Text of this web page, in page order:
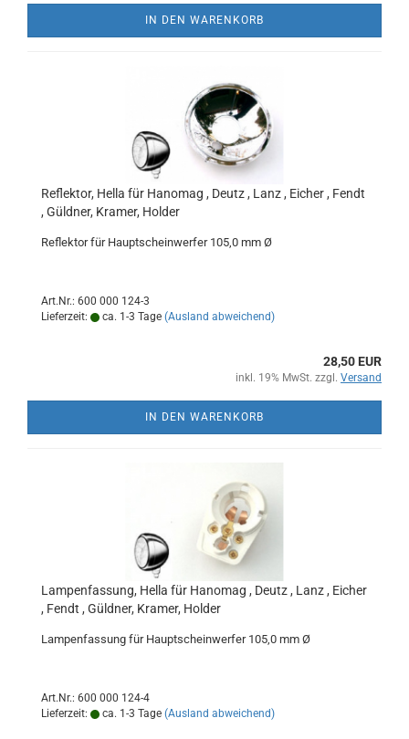
IN DEN WARENKORB
Reflektor, Hella für Hanomag , Deutz , Lanz , Eicher , Fendt
, Güldner, Kramer, Holder
Reflektor für Hauptscheinwerfer 105,0 mm Ø
Art.Nr.: 600 000 124-3
Lieferzeit:
ca. 1-3 Tage (Ausland abweichend)
28,50 EUR
inkl. 19% MwSt. zzgl. Versand
IN DEN WARENKORB
Lampenfassung, Hella für Hanomag , Deutz , Lanz , Eicher
, Fendt , Güldner, Kramer, Holder
Lampenfassung für Hauptscheinwerfer 105,0 mm Ø
Art.Nr.: 600 000 124-4
Lieferzeit:
ca. 1-3 Tage (Ausland abweichend)